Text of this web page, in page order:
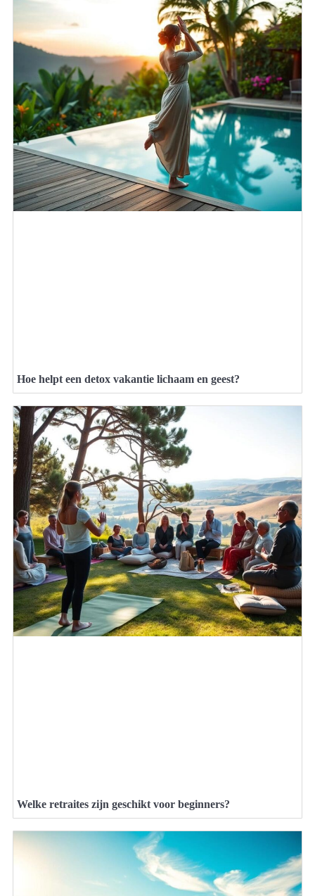
Hoe helpt een detox vakantie lichaam en geest?
Welke retraites zijn geschikt voor beginners?